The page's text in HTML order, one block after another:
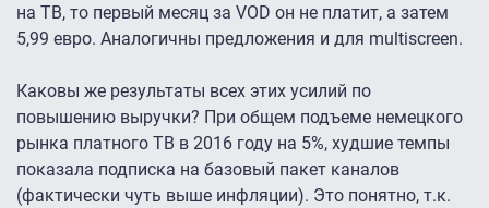
на ТВ, то первый месяц за VOD он не платит, а затем
5,99 евро. Аналогичны предложения и для multiscreen.
Каковы же результаты всех этих усилий по
повышению выручки? При общем подъеме немецкого
рынка платного ТВ в 2016 году на 5%, худшие темпы
показала подписка на базовый пакет каналов
(фактически чуть выше инфляции). Это понятно, т.к.